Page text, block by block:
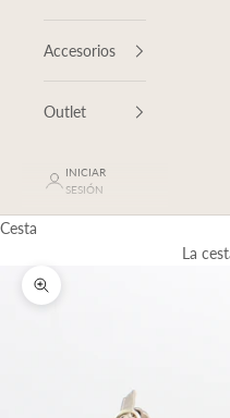
Accesorios
Outlet
INICIAR
SESIÓN
Cesta
La
Zoom